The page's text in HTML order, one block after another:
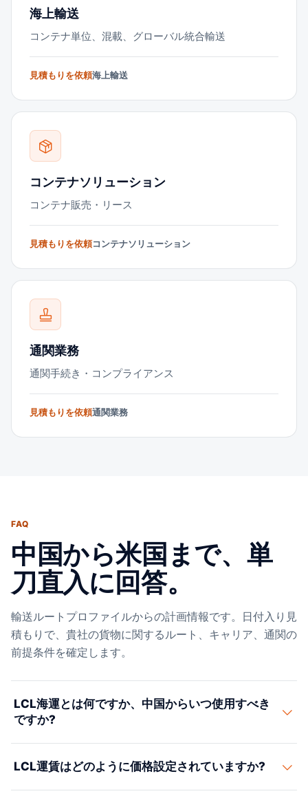
海上輸送
コンテナ単位、混載、グローバル統合輸送
見積もりを依頼海上輸送
コンテナソリューション
コンテナ販売・リース
見積もりを依頼コンテナソリューション
通関業務
通関手続き・コンプライアンス
見積もりを依頼通関業務
FAQ
中国から米国まで、単
刀直入に回答。
輸送ルートプロファイルからの計画情報です。日付入り見
積もりで、貴社の貨物に関するルート、キャリア、通関の
前提条件を確定します。
LCL海運とは何ですか、中国からいつ使用すべき
ですか?
者の商品とコンテナを共有する統合サービスです。使用
する立方メートル（CBM）のみをお支払いします。貴社
LCL運賃はどのように価格設定されていますか?